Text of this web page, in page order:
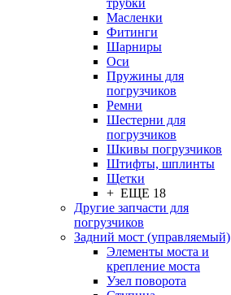
трубки
Масленки
Фитинги
Шарниры
Оси
Пружины для
погрузчиков
Ремни
Шестерни для
погрузчиков
Шкивы погрузчиков
Штифты, шплинты
Щетки
+ ЕЩЕ 18
Другие запчасти для
погрузчиков
Задний мост (управляемый)
Элементы моста и
крепление моста
Узел поворота